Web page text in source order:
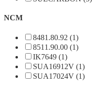
NCM
8481.80.92 (1)
8511.90.00 (1)
IK7649 (1)
SUA16912V (1)
SUA17024V (1)